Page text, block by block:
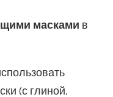
масками в
(с глиной,